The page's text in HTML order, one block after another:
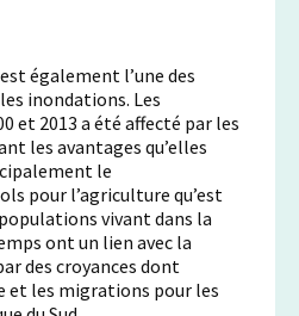
également l’une des
inondations. Les
et 2013 a été affecté par les
les avantages qu’elles
le
pour l’agriculture qu’est
vivant dans la
ont un lien avec la
des croyances dont
et les migrations pour les